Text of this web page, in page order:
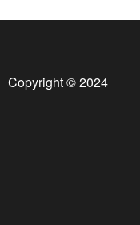
Copyright © 2024